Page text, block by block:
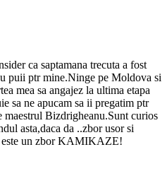
ca saptamana trecuta a fost
puii ptr mine.Ninge pe Moldova si
mea sa angajez la ultima etapa
sa ne apucam sa ii pregatim ptr
maestrul Bizdrigheanu.Sunt curios
asta,daca da ..zbor usor si
este un zbor KAMIKAZE!